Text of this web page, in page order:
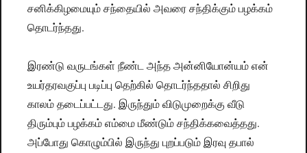
சனிக்கிழமையும் சந்தையில் அவரை சந்திக்கும் பழக்கம்
தொடர்ந்தது.
இரண்டு வருடங்கள் நீண்ட அந்த அன்னியோன்யம் என்
உயர்தரவகுப்பு படிப்பு தெற்கில் தொடர்ந்ததால் சிறிது
காலம் தடைப்பட்டது. இருந்தும் விடுமுறைக்கு வீடு
திரும்பும் பழக்கம் எம்மை மீண்டும் சந்திக்கவைத்தது.
அப்போது கொழும்பில் இருந்து புறப்படும் இரவு தபால்